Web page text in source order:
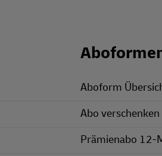
Aboform
Abo verschenken
Prämienabo 12-